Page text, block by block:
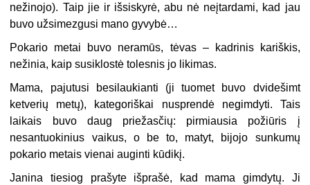
nežinojo). Taip jie ir išsiskyrė, abu nė neįtardami, kad jau
buvo užsimezgusi mano gyvybė…
Pokario metai buvo neramūs, tėvas – kadrinis kariškis,
nežinia, kaip susiklostė tolesnis jo likimas.
Mama, pajutusi besilaukianti (ji tuomet buvo dvidešimt
ketverių metų), kategoriškai nusprendė negimdyti. Tais
laikais buvo daug priežasčių: pirmiausia požiūris į
nesantuokinius vaikus, o be to, matyt, bijojo sunkumų
pokario metais vienai auginti kūdikį.
Janina tiesiog prašyte išprašė, kad mama gimdytų. Ji